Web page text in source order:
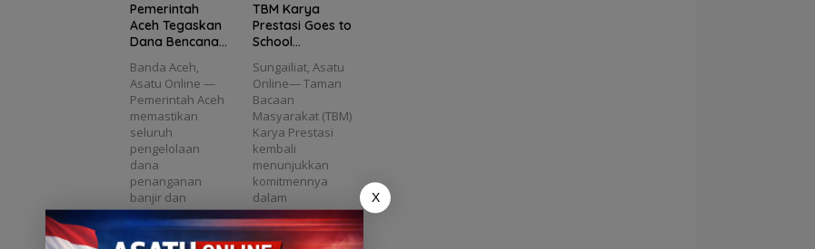
Pemerintah
Aceh Tegaskan
Dana Bencana
Transparan dan
Sesuai Regulasi
Banda Aceh,
Asatu Online —
Pemerintah Aceh
memastikan
seluruh
pengelolaan
dana
penanganan
banjir dan
longsor
sepanjang…
TBM Karya
Prestasi Goes to
School
Semangat
Literasi di MTs
Plus Bahrul Ulum
Sungailiat
Sungailiat, Asatu
Online— Taman
Bacaan
Masyarakat (TBM)
Karya Prestasi
kembali
menunjukkan
komitmennya
dalam
menumbuhkan
budaya…
X